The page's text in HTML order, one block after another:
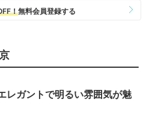
レガントで明るい雰囲気が魅